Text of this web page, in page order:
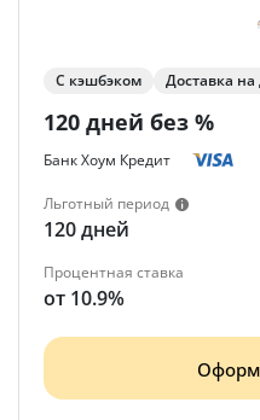
120 дней без %
С кэшбэком Доставка
Банк Хоум Кредит
Льготный период
120 дней
Процентная ставка
от 10.9%